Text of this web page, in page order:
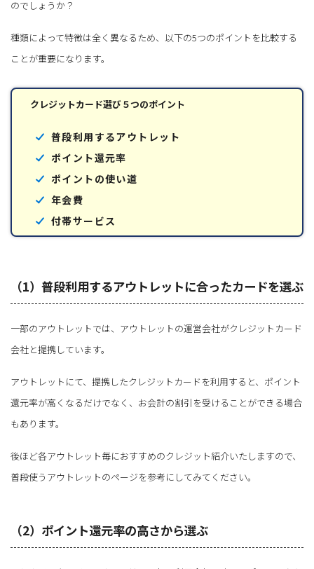
のでしょうか？
種類によって特徴は全く異なるため、以下の5つのポイントを比較する
ことが重要になります。
クレジットカード選び５つのポイント
普段利用するアウトレット
ポイント還元率
ポイントの使い道
年会費
付帯サービス
（1）普段利用するアウトレットに合ったカードを選ぶ
一部のアウトレットでは、アウトレットの運営会社がクレジットカード
会社と提携しています。
アウトレットにて、提携したクレジットカードを利用すると、ポイント
還元率が高くなるだけでなく、お会計の割引を受けることができる場合
もあります。
後ほど各アウトレット毎におすすめのクレジット紹介いたしますので、
普段使うアウトレットのページを参考にしてみてください。
（2）ポイント還元率の高さから選ぶ